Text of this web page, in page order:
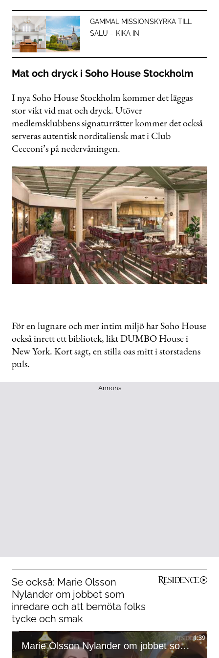
GAMMAL MISSIONSKYRKA TILL
SALU – KIKA IN
Mat och dryck i Soho House Stockholm
I nya Soho House Stockholm kommer det läggas
stor vikt vid mat och dryck. Utöver
medlemsklubbens signaturrätter kommer det också
serveras autentisk norditaliensk mat i Club
Cecconi’s på nedervåningen.
För en lugnare och mer intim miljö har Soho House
också inrett ett bibliotek, likt DUMBO House i
New York. Kort sagt, en stilla oas mitt i storstadens
puls.
Annons
Se också: Marie Olsson
Nylander om jobbet som
inredare och att bemöta folks
tycke och smak
1:39
Marie Olsson Nylander om jobbet som inredare och att bemöta folks tycke och smak